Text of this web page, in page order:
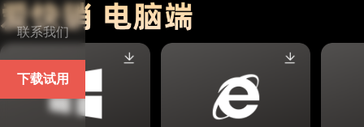
联系我们
下载试用